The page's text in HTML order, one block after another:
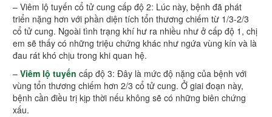
– Viêm lộ tuyến cổ tử cung cấp độ 2: Lúc này, bệnh đã phát
triển nặng hơn với phần diện tích tổn thương chiếm từ 1/3-2/3
cổ tử cung. Ngoài tình trạng khí hư ra nhiều như ở cấp độ 1, chị
em sẽ thấy có những triệu chứng khác như ngứa vùng kín và là
đau rát khó chịu trong khi quan hệ.
– Viêm lộ tuyến cấp độ 3: Đây là mức độ nặng của bệnh với
vùng tổn thương chiếm hơn 2/3 cổ tử cung. Ở giai đoạn này,
bệnh cần điều trị kịp thời nếu không sẽ có những biên chứng
xấu.